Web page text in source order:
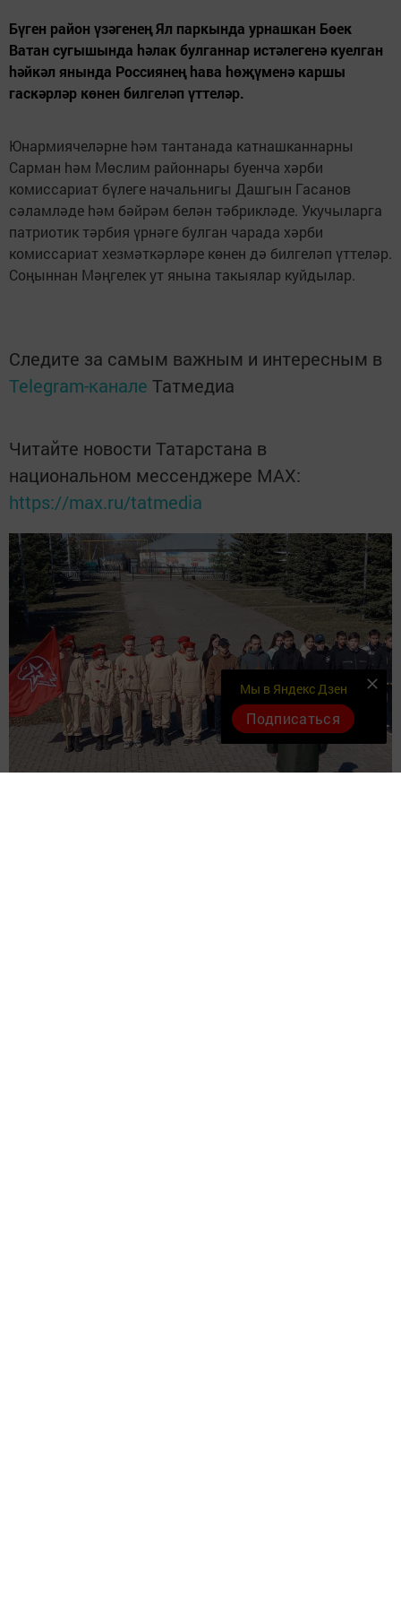
Бүген район үзәгенең Ял паркында урнашкан Бөек
Ватан сугышында hәлак булганнар истәлегенә куелган
hәйкәл янында Россиянең hава hөҗүменә каршы
гаскәрләр көнен билгеләп үттеләр.
Юнармиячеләрне hәм тантанада катнашканнарны
Сарман hәм Мөслим районнары буенча хәрби
комиссариат бүлеге начальнигы Дашгын Гасанов
сәламләде hәм бәйрәм белән тәбрикләде. Укучыларга
патриотик тәрбия үрнәге булган чарада хәрби
комиссариат хезмәткәрләре көнен дә билгеләп үттеләр.
Соңыннан Мәңгелек ут янына такыялар куйдылар.
Следите за самым важным и интересным в
Telegram-канале Татмедиа
Читайте новости Татарстана в
национальном мессенджере MАХ:
https://max.ru/tatmedia
Мы в Яндекс Дзен
Подписаться